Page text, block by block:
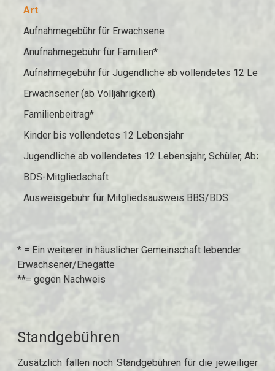
Art
Aufnahmegebühr für Erwachsene
Anufnahmegebühr für Familien*
Aufnahmegebühr für Jugendliche ab vollendetes 12
Erwachsener (ab Volljährigkeit)
Familienbeitrag*
Kinder bis vollendetes 12 Lebensjahr
Jugendliche ab vollendetes 12 Lebensjahr, Schüler,
BDS-Mitgliedschaft
Ausweisgebühr für Mitgliedsausweis BBS/BDS
* = Ein weiterer in häuslicher Gemeinschaft lebender
Erwachsener/Ehegatte
**= gegen Nachweis
Standgebühren
Zusätzlich fallen noch Standgebühren für die jeweiliger